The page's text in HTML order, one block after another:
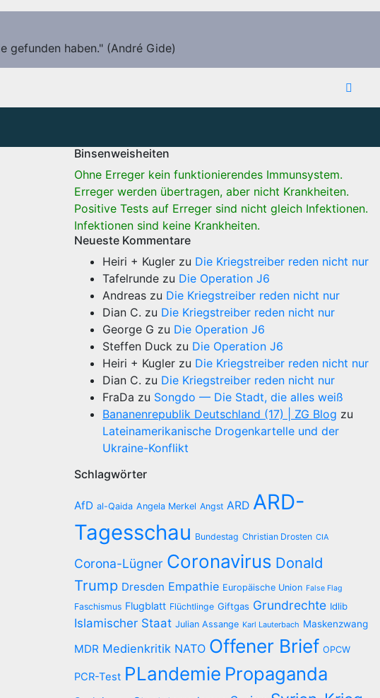
gefunden haben." (André Gide)
Binsenweisheiten
Ohne Erreger kein funktionierendes Immunsystem.
Erreger werden übertragen, aber nicht Krankheiten.
Positive Tests auf Erreger sind nicht gleich Infektionen.
Infektionen sind keine Krankheiten.
Neueste Kommentare
Heiri + Kugler zu Die Kriegstreiber reden nicht nur
Tafelrunde zu Die Operation J6
Andreas zu Die Kriegstreiber reden nicht nur
Dian C. zu Die Kriegstreiber reden nicht nur
George G zu Die Operation J6
Steffen Duck zu Die Operation J6
Heiri + Kugler zu Die Kriegstreiber reden nicht nur
Dian C. zu Die Kriegstreiber reden nicht nur
FraDa zu Songdo — Die Stadt, die alles weiß
Bananenrepublik Deutschland (17) | ZG Blog zu
Lateinamerikanische Drogenkartelle und der
Ukraine-Konflikt
Schlagwörter
AfD al-Qaida Angela Merkel Angst ARD ARD-
Tagesschau Bundestag Christian Drosten CIA
Corona-Lügner Coronavirus Donald
Trump Dresden Empathie Europäische Union False Flag
Faschismus Flugblatt Flüchtlinge Giftgas Grundrechte Idlib
Islamischer Staat Julian Assange Karl Lauterbach Maskenzwang
MDR Medienkritik NATO Offener Brief OPCW
PCR-Test PLandemie Propaganda